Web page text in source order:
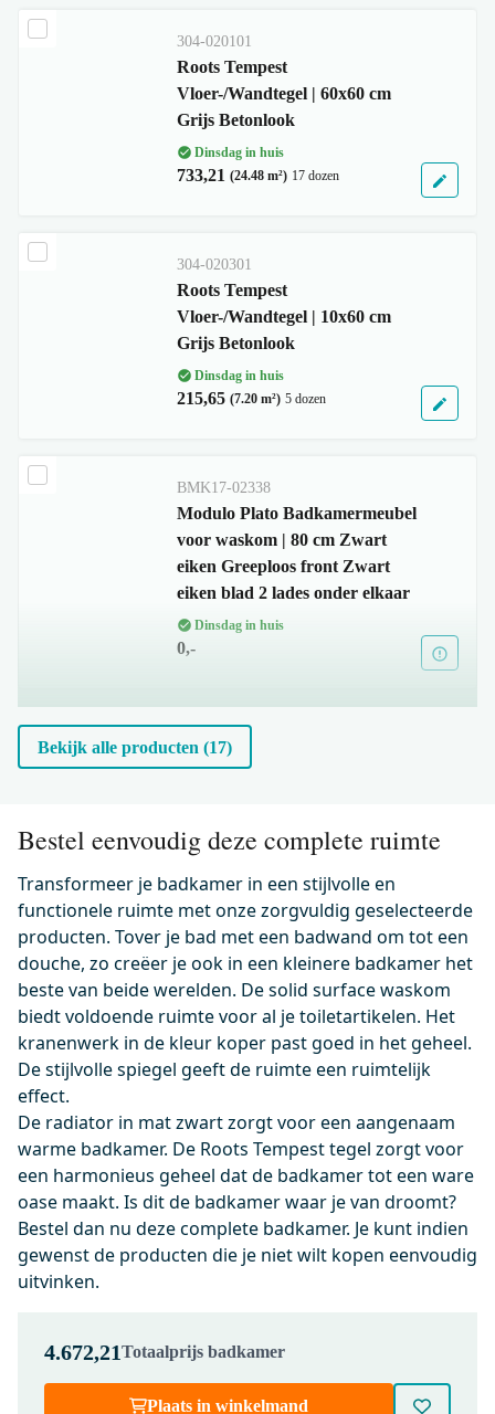
304-020101
Roots Tempest
Vloer-/Wandtegel | 60x60 cm
Grijs Betonlook
Dinsdag in huis
733,21 (24.48 m²) 17 dozen
304-020301
Roots Tempest
Vloer-/Wandtegel | 10x60 cm
Grijs Betonlook
Dinsdag in huis
215,65 (7.20 m²) 5 dozen
BMK17-02338
Modulo Plato Badkamermeubel
voor waskom | 80 cm Zwart
eiken Greeploos front Zwart
eiken blad 2 lades onder elkaar
Dinsdag in huis
0,-
M120-0021
Waskom Mintra Solid Surface
0,-
55.003.591KP
Radius Hoge Wastafelkraan
Opbouw | Koper | Eéngreeps
mengkraan | Verlengde uitloop
Dinsdag in huis
0,-
99.000.704KP
Afvoerplug Niet Afsluitbaar
Koper Rond
Dinsdag in huis
0,-
91101500
Ruimtebesparend Sifon Wit
Rond
Bekijk alle producten (17)
Bestel eenvoudig deze complete ruimte
Transformeer je badkamer in een stijlvolle en
functionele ruimte met onze zorgvuldig geselecteerde
producten. Tover je bad met een badwand om tot een
douche, zo creëer je ook in een kleinere badkamer het
beste van beide werelden. De solid surface waskom
biedt voldoende ruimte voor al je toiletartikelen. Het
kranenwerk in de kleur koper past goed in het geheel.
De stijlvolle spiegel geeft de ruimte een ruimtelijk
effect.
De radiator in mat zwart zorgt voor een aangenaam
warme badkamer. De Roots Tempest tegel zorgt voor
een harmonieus geheel dat de badkamer tot een ware
oase maakt. Is dit de badkamer waar je van droomt?
Bestel dan nu deze complete badkamer. Je kunt indien
gewenst de producten die je niet wilt kopen eenvoudig
uitvinken.
4.672,21Totaalprijs badkamer
Plaats in winkelmand